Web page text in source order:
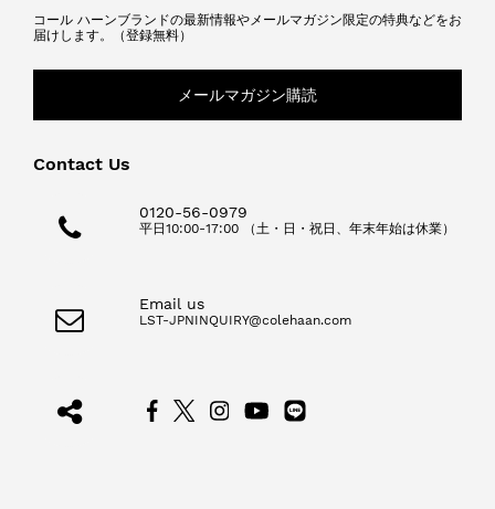
コール ハーンブランドの最新情報やメールマガジン限定の特典などをお
届けします。（登録無料）
メールマガジン購読
Contact Us
0120-56-0979
平日10:00-17:00 （土・日・祝日、年末年始は休業）
Email us
LST-JPNINQUIRY@colehaan.com